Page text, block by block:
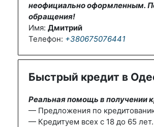
неофициально оформленным.
обращения!
Имя: Дмитрий
Телефон: +380675076441
Быстрый кредит в
Реальная помощь в получении
— Предложения по
— Кредитуем всех с 18 до 65